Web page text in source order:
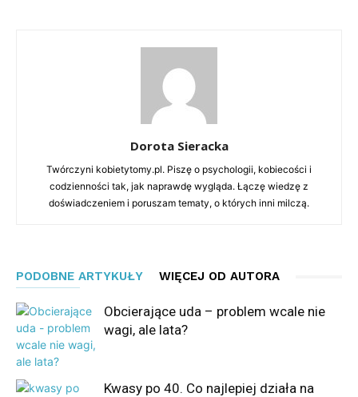
Dorota Sieracka
Twórczyni kobietytomy.pl. Piszę o psychologii, kobiecości i
codzienności tak, jak naprawdę wygląda. Łączę wiedzę z
doświadczeniem i poruszam tematy, o których inni milczą.
PODOBNE ARTYKUŁY WIĘCEJ OD AUTORA
Obcierające uda – problem wcale nie
wagi, ale lata?
Kwasy po 40. Co najlepiej działa na